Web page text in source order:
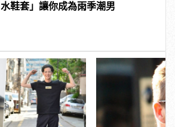
水鞋套」讓你成為雨季潮男